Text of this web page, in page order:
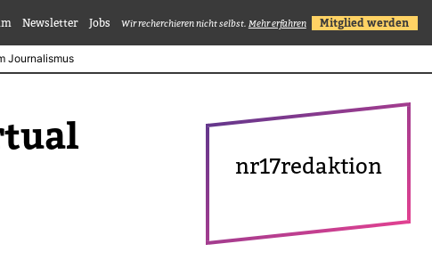
Newsletter Jobs Wir recherchieren nicht selbst. Mehr erfahren Mitglied werden
Journalismus
nr17redak­tion